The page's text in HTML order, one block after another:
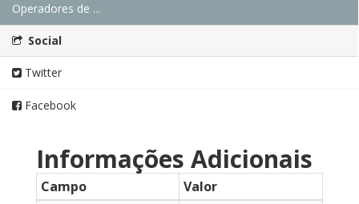
Operadores de ...
Social
Twitter
Facebook
Informações Adicionais
Campo
Valor